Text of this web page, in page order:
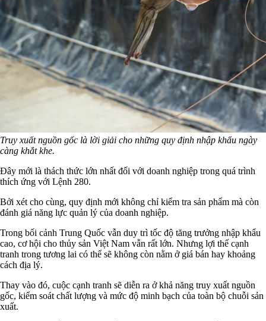
Truy xuất nguồn gốc là lời giải cho những quy định nhập khẩu ngày
càng khắt khe.
Đây mới là thách thức lớn nhất đối với doanh nghiệp trong quá trình
thích ứng với Lệnh 280.
Bởi xét cho cùng, quy định mới không chỉ kiểm tra sản phẩm mà còn
đánh giá năng lực quản lý của doanh nghiệp.
Trong bối cảnh Trung Quốc vẫn duy trì tốc độ tăng trưởng nhập khẩu
cao, cơ hội cho thủy sản Việt Nam vẫn rất lớn. Nhưng lợi thế cạnh
tranh trong tương lai có thể sẽ không còn nằm ở giá bán hay khoảng
cách địa lý.
Thay vào đó, cuộc cạnh tranh sẽ diễn ra ở khả năng truy xuất nguồn
gốc, kiểm soát chất lượng và mức độ minh bạch của toàn bộ chuỗi sản
xuất.